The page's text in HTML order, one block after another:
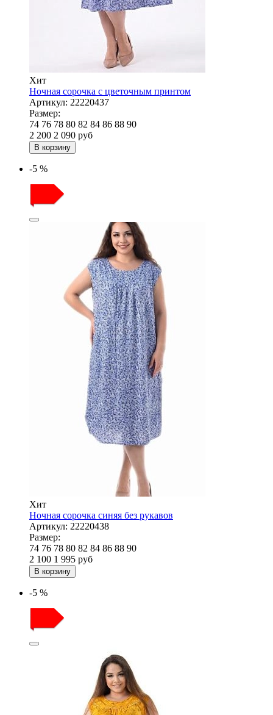
Хит
Ночная сорочка с цветочным принтом
Артикул: 22220437
Размер:
74 76 78 80 82 84 86 88 90
2 200 2 090 руб
В корзину
-5 %
Хит
Ночная сорочка синяя без рукавов
Артикул: 22220438
Размер:
74 76 78 80 82 84 86 88 90
2 100 1 995 руб
В корзину
-5 %